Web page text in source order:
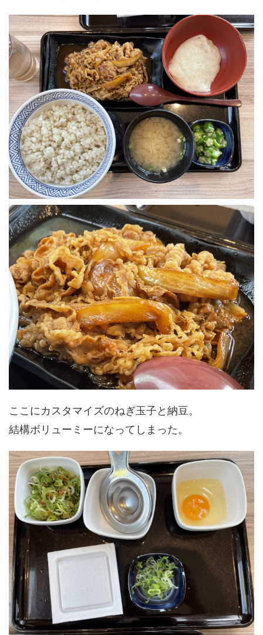
ここにカスタマイズのねぎ玉子と納豆。
結構ボリューミーになってしまった。